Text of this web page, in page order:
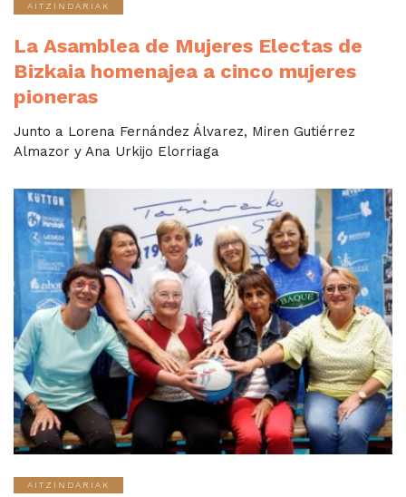
AITZINDARIAK
La Asamblea de Mujeres Electas de
Bizkaia homenajea a cinco mujeres
pioneras
Junto a Lorena Fernández Álvarez, Miren Gutiérrez
Almazor y Ana Urkijo Elorriaga
AITZINDARIAK